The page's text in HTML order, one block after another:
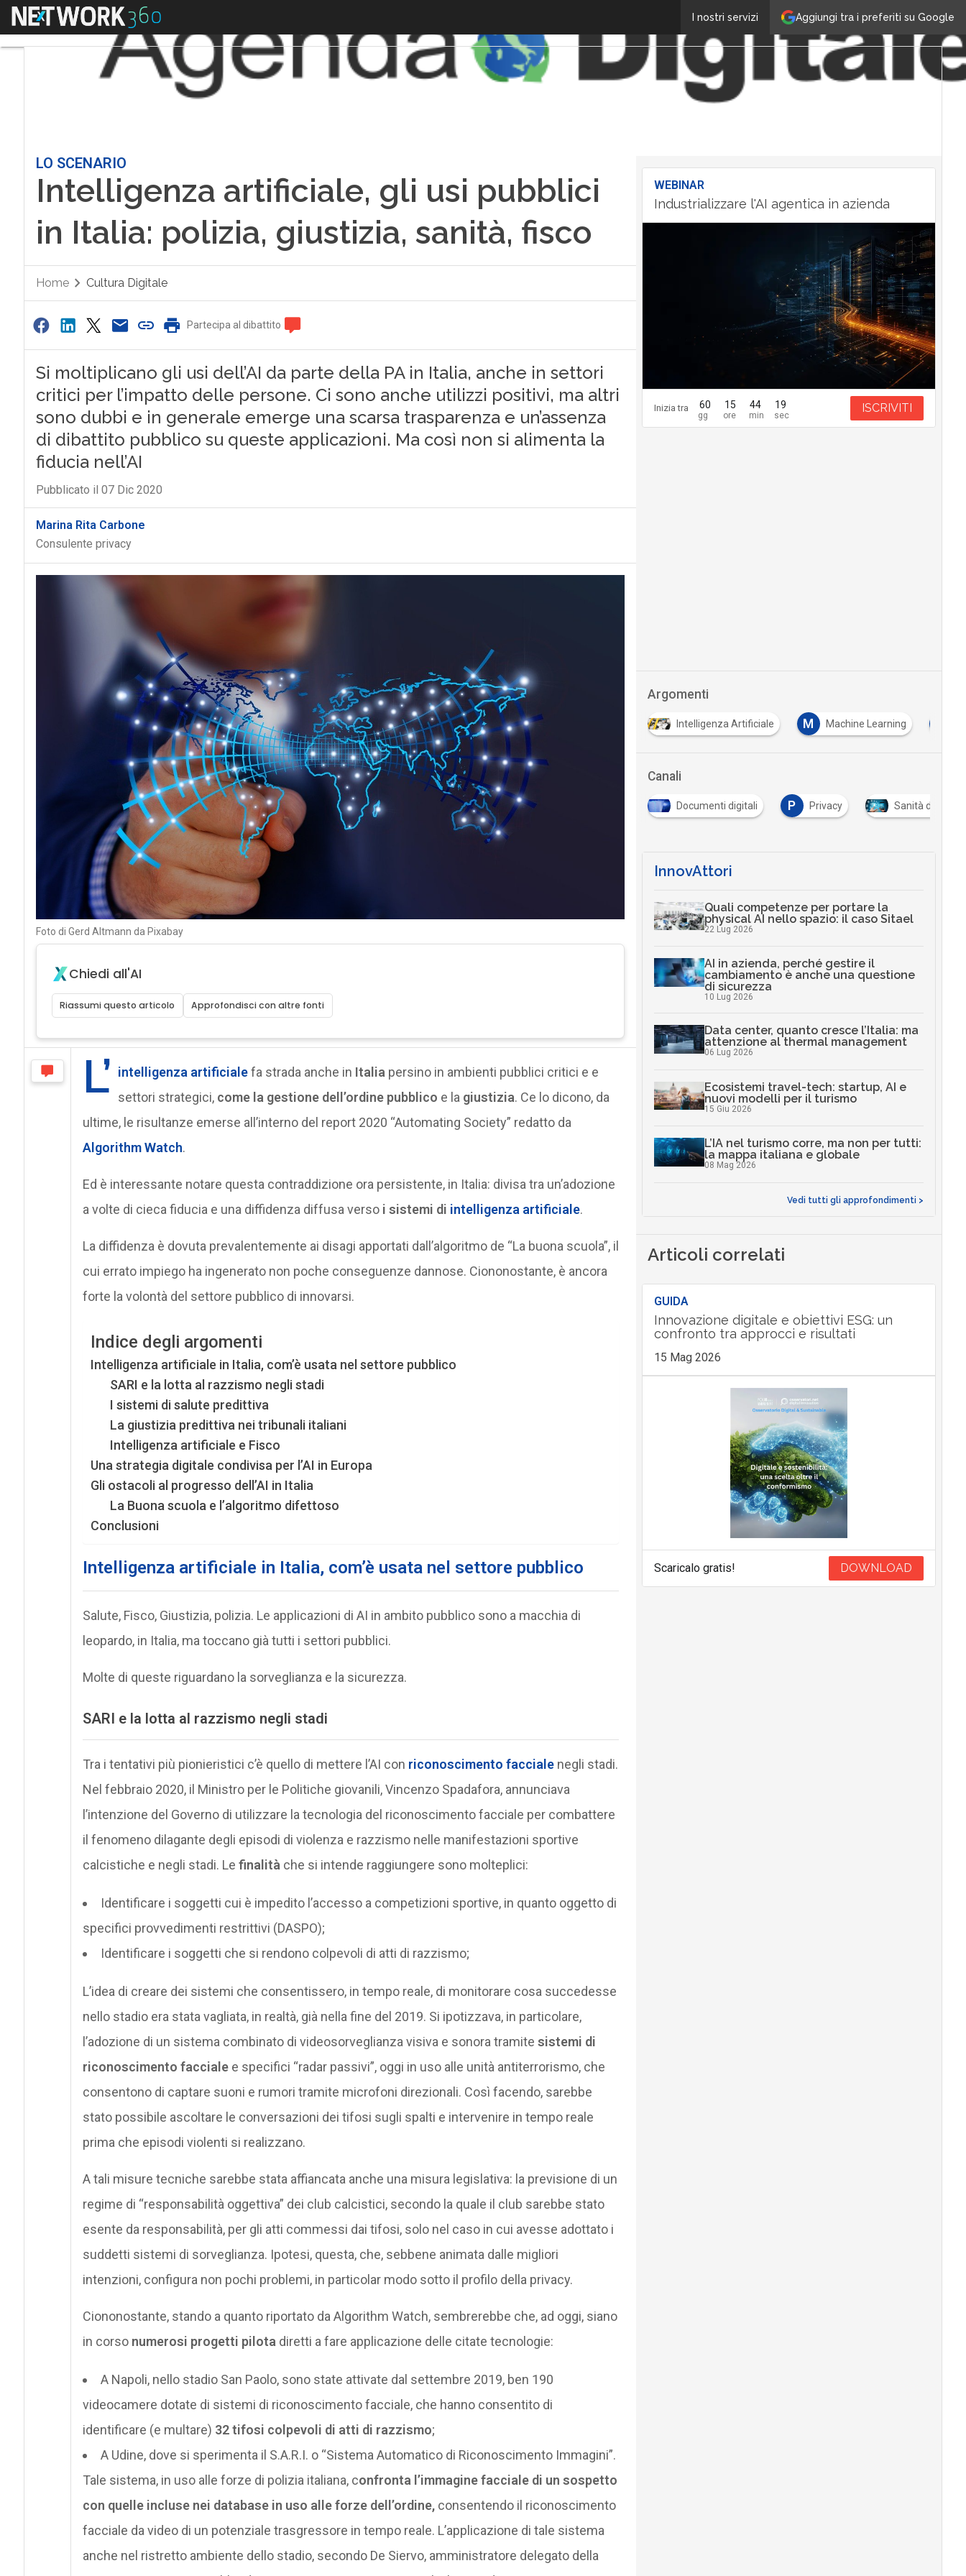
Aggiungi tra i preferiti su Google
I nostri servizi
Menu
LO SCENARIO
Intelligenza artificiale, gli usi pubblici
in Italia: polizia, giustizia, sanità, fisco
Home Cultura Digitale
Partecipa al dibattito
Si moltiplicano gli usi dell’AI da parte della PA in Italia, anche in settori
critici per l’impatto delle persone. Ci sono anche utilizzi positivi, ma altri
sono dubbi e in generale emerge una scarsa trasparenza e un’assenza
di dibattito pubblico su queste applicazioni. Ma così non si alimenta la
fiducia nell’AI
Pubblicato il 07 Dic 2020
Marina Rita Carbone
Consulente privacy
Foto di Gerd Altmann da Pixabay
Chiedi all'AI
Riassumi questo articolo Approfondisci con altre fonti
L’ intelligenza artificialefa strada anche in Italia persino in ambienti pubblici critici e e
settori strategici, come la gestione dell’ordine pubblico e la giustizia. Ce lo dicono, da
ultime, le risultanze emerse all’interno del report 2020 “Automating Society” redatto da
Algorithm Watch.
Ed è interessante notare questa contraddizione ora persistente, in Italia: divisa tra un’adozione
a volte di cieca fiducia e una diffidenza diffusa verso i sistemi di intelligenza artificiale.
La diffidenza è dovuta prevalentemente ai disagi apportati dall’algoritmo de “La buona scuola”, il
cui errato impiego ha ingenerato non poche conseguenze dannose. Ciononostante, è ancora
forte la volontà del settore pubblico di innovarsi.
Indice degli argomenti
Intelligenza artificiale in Italia, com’è usata nel settore pubblico
SARI e la lotta al razzismo negli stadi
I sistemi di salute predittiva
La giustizia predittiva nei tribunali italiani
Intelligenza artificiale e Fisco
Una strategia digitale condivisa per l’AI in Europa
Gli ostacoli al progresso dell’AI in Italia
La Buona scuola e l’algoritmo difettoso
Conclusioni
Intelligenza artificiale in Italia, com’è usata nel settore pubblico
Salute, Fisco, Giustizia, polizia. Le applicazioni di AI in ambito pubblico sono a macchia di
leopardo, in Italia, ma toccano già tutti i settori pubblici.
Molte di queste riguardano la sorveglianza e la sicurezza.
SARI e la lotta al razzismo negli stadi
Tra i tentativi più pionieristici c’è quello di mettere l’AI con riconoscimento faccialenegli stadi.
Nel febbraio 2020, il Ministro per le Politiche giovanili, Vincenzo Spadafora, annunciava
l’intenzione del Governo di utilizzare la tecnologia del riconoscimento facciale per combattere
il fenomeno dilagante degli episodi di violenza e razzismo nelle manifestazioni sportive
calcistiche e negli stadi. Le finalitàche si intende raggiungere sono molteplici:
Identificare i soggetti cui è impedito l’accesso a competizioni sportive, in quanto oggetto di
specifici provvedimenti restrittivi (DASPO);
Identificare i soggetti che si rendono colpevoli di atti di razzismo;
L’idea di creare dei sistemi che consentissero, in tempo reale, di monitorare cosa succedesse
nello stadio era stata vagliata, in realtà, già nella fine del 2019. Si ipotizzava, in particolare,
l’adozione di un sistema combinato di videosorveglianza visiva e sonora tramite sistemi di
riconoscimento faccialee specifici “radar passivi”, oggi in uso alle unità antiterrorismo, che
consentono di captare suoni e rumori tramite microfoni direzionali. Così facendo, sarebbe
stato possibile ascoltare le conversazioni dei tifosi sugli spalti e intervenire in tempo reale
prima che episodi violenti si realizzano.
A tali misure tecniche sarebbe stata affiancata anche una misura legislativa: la previsione di un
regime di “responsabilità oggettiva” dei club calcistici, secondo la quale il club sarebbe stato
esente da responsabilità, per gli atti commessi dai tifosi, solo nel caso in cui avesse adottato i
suddetti sistemi di sorveglianza. Ipotesi, questa, che, sebbene animata dalle migliori
intenzioni, configura non pochi problemi, in particolar modo sotto il profilo della privacy.
Ciononostante, stando a quanto riportato da Algorithm Watch, sembrerebbe che, ad oggi, siano
in corso numerosi progetti pilotadiretti a fare applicazione delle citate tecnologie:
A Napoli, nello stadio San Paolo, sono state attivate dal settembre 2019, ben 190
videocamere dotate di sistemi di riconoscimento facciale, che hanno consentito di
identificare (e multare) 32 tifosi colpevoli di atti di razzismo;
A Udine, dove si sperimenta il S.A.R.I. o “Sistema Automatico di Riconoscimento Immagini”.
Tale sistema, in uso alle forze di polizia italiana, confronta l’immagine facciale di un sospetto
con quelle incluse nei database in uso alle forze dell’ordine,consentendo il riconoscimento
facciale da video di un potenziale trasgressore in tempo reale. L’applicazione di tale sistema
anche nel ristretto ambiente dello stadio, secondo De Siervo, amministratore delegato della
WEBINAR
Industrializzare l'AI agentica in azienda
Inizia tra 60 15 44 18 ISCRIVITI
Argomenti
Intelligenza Artificiale M Machine Learning
Canali
Cultura e società digitali Documenti digitali P Privacy Sanità digitale
InnovAttori
Quali competenze per portare la
physical AI nello spazio: il caso Sitael
22 Lug 2026
AI in azienda, perché gestire il
cambiamento è anche una questione
di sicurezza
10 Lug 2026
Data center, quanto cresce l’Italia: ma
attenzione al thermal management
06 Lug 2026
Ecosistemi travel-tech: startup, AI e
nuovi modelli per il turismo
15 Giu 2026
L’IA nel turismo corre, ma non per tutti:
la mappa italiana e globale
08 Mag 2026
Vedi tutti gli approfondimenti >
Articoli correlati
GUIDA
Innovazione digitale e obiettivi ESG: un
confronto tra approcci e risultati
15 Mag 2026
Scaricalo gratis! DOWNLOAD